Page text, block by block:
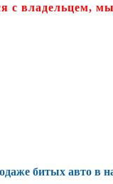
с
битых авто в